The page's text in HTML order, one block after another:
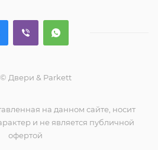
Двери & Parkett
на данном сайте, носит
и не является публичной
офертой